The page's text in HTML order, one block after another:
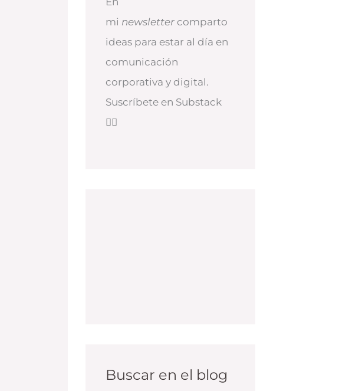
mi newsletter comparto
ideas para estar al día en
comunicación
corporativa y digital.
Suscríbete en Substack
👇🏻
Buscar en el blog